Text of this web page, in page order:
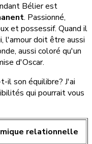
Bélier est
. Passionné,
et possessif. Quand il
l'amour doit être aussi
aussi coloré qu'un
d'Oscar.
il son équilibre? J'ai
qui pourrait vous
relationnelle